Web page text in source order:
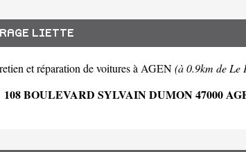
LIETTE
et réparation de voitures à AGEN(à 0.9km de Le
108 BOULEVARD SYLVAIN DUMON 47000